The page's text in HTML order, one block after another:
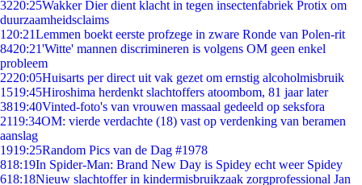
3220:25Wakker Dier dient klacht in tegen insectenfabriek Protix om
duurzaamheidsclaims
1 20:21Lemmen boekt eerste profzege in zware Ronde van Polen-rit
8420:21'Witte' mannen discrimineren is volgens OM geen enkel
probleem
2220:05Huisarts per direct uit vak gezet om ernstig alcoholmisbruik
1519:45Hiroshima herdenkt slachtoffers atoombom, 81 jaar later
3819:40Vinted-foto's van vrouwen massaal gedeeld op seksfora
2119:34OM: vierde verdachte (18) vast op verdenking van beramen
aanslag
1919:25Random Pics van de Dag #1978
818:19In Spider-Man: Brand New Day is Spidey echt weer Spidey
618:18Nieuw slachtoffer in kindermisbruikzaak zorgprofessional Jan